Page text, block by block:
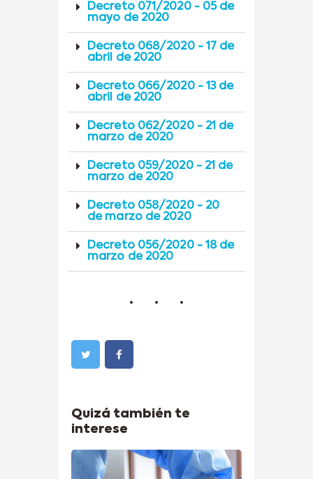
Decreto 071/2020 - 05 de
mayo de 2020
Decreto 068/2020 - 17 de
abril de 2020
Decreto 066/2020 - 13 de
abril de 2020
Decreto 062/2020 - 21 de
marzo de 2020
Decreto 059/2020 - 21 de
marzo de 2020
Decreto 058/2020 - 20
de marzo de 2020
Decreto 056/2020 - 18 de
marzo de 2020
Quizá también te
interese